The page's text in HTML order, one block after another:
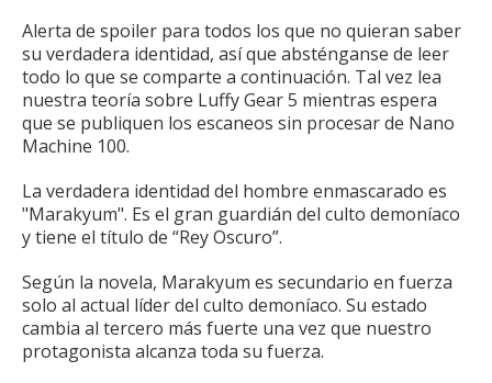
Alerta de spoiler para todos los que no quieran saber
su verdadera identidad, así que absténganse de leer
todo lo que se comparte a continuación. Tal vez lea
nuestra teoría sobre Luffy Gear 5 mientras espera
que se publiquen los escaneos sin procesar de Nano
Machine 100.
La verdadera identidad del hombre enmascarado es
"Marakyum". Es el gran guardián del culto demoníaco
y tiene el título de “Rey Oscuro”.
Según la novela, Marakyum es secundario en fuerza
solo al actual líder del culto demoníaco. Su estado
cambia al tercero más fuerte una vez que nuestro
protagonista alcanza toda su fuerza.